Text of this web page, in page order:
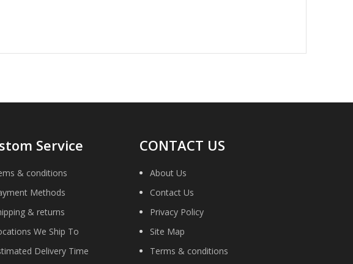
Service
& conditions
Methods
& returns
We Ship To
Delivery Time
CONTACT US
About Us
Contact Us
Privacy Policy
Site Map
Terms & conditions